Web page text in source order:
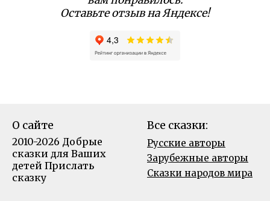
Оставьте отзыв на Яндексе!
О сайте
2010-2026 Добрые
сказки для Ваших
детей Прислать
сказку
Все сказки:
Русские авторы
Зарубежные авторы
Сказки народов мира